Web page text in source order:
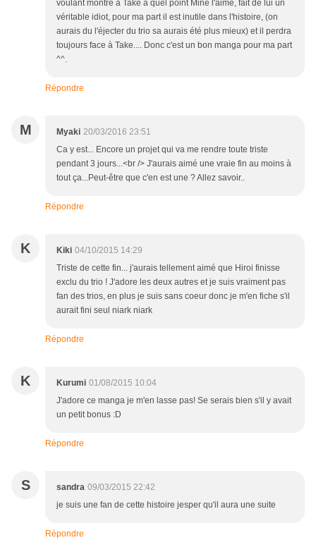
voulant montré à Take à quel point Mine l'aime, fait de lui un
véritable idiot, pour ma part il est inutile dans l'histoire, (on
aurais du l'éjecter du trio sa aurais été plus mieux) et il perdra
toujours face à Take.... Donc c'est un bon manga pour ma part
^^.
Répondre
M Myaki 20/03/2016 23:51
Ca y est... Encore un projet qui va me rendre toute triste
pendant 3 jours...<br /> J'aurais aimé une vraie fin au moins à
tout ça...Peut-être que c'en est une ? Allez savoir..
Répondre
K Kiki 04/10/2015 14:29
Triste de cette fin... j'aurais tellement aimé que Hiroi finisse
exclu du trio ! J'adore les deux autres et je suis vraiment pas
fan des trios, en plus je suis sans coeur donc je m'en fiche s'il
aurait fini seul niark niark
Répondre
K Kurumi 01/08/2015 10:04
J'adore ce manga je m'en lasse pas! Se serais bien s'il y avait
un petit bonus :D
Répondre
S sandra 09/03/2015 22:42
je suis une fan de cette histoire jesper qu'il aura une suite
Répondre